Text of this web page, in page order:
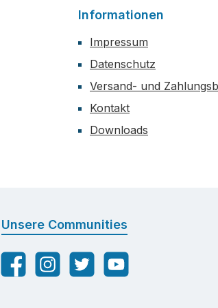
Informationen
Impressum
Datenschutz
Versand- und
Kontakt
Downloads
Unsere Communities
FacebookInstagramTwitter YouTube